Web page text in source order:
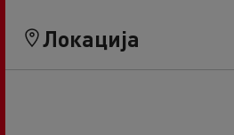
Локација